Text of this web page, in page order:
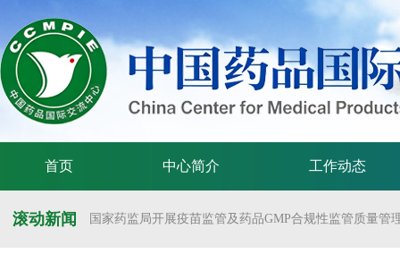
首页 中心简介 工作动态
滚动新闻 国家药监局开展疫苗监管及药品GMP合规性监管质量管